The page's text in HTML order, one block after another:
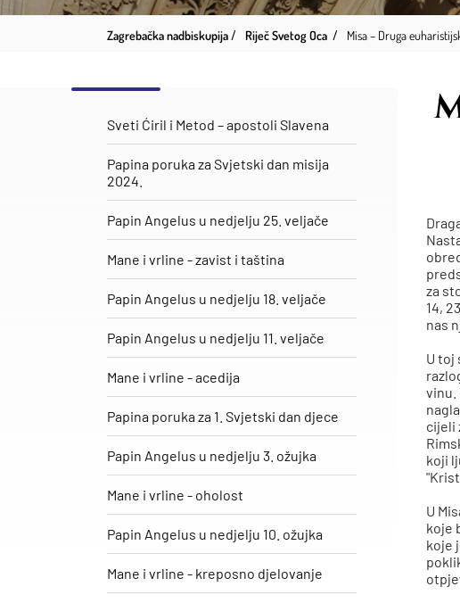
Zagrebačka nadbiskupija Riječ Svetog Oca Misa – Druga
Sveti Ćiril i Metod – apostoli Slavena
Papina poruka za Svjetski dan misija
2024.
Papin Angelus u nedjelju 25. veljače
​Mane i vrline - zavist i taština
Papin Angelus u nedjelju 18. veljače
Papin Angelus u nedjelju 11. veljače
Mane i vrline - acedija
Papina poruka za 1. Svjetski dan djece
Papin Angelus u nedjelju 3. ožujka
Mane i vrline - oholost
Papin Angelus u nedjelju 10. ožujka
Mane i vrline - kreposno djelovanje
za
14,
nas
U toj
vinu.
cijeli
koji
U
koje
koje